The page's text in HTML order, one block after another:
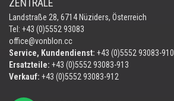
ZENTRALE
Landstraße 28, 6714 Nüziders, Österreich
Tel: +43 (0)5552 93083
office@vonblon.cc
Service, Kundendienst: +43 (0)5552 93083-910
Ersatzteile: +43 (0)5552 93083-913
Verkauf: +43 (0)5552 93083-912